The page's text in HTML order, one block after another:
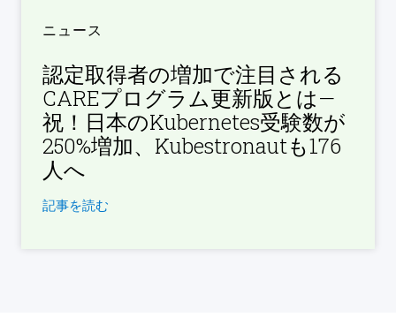
ニュース
認定取得者の増加で注目される
CAREプログラム更新版とは—
祝！日本のKubernetes受験数が
250%増加、Kubestronautも176
人へ
記事を読む